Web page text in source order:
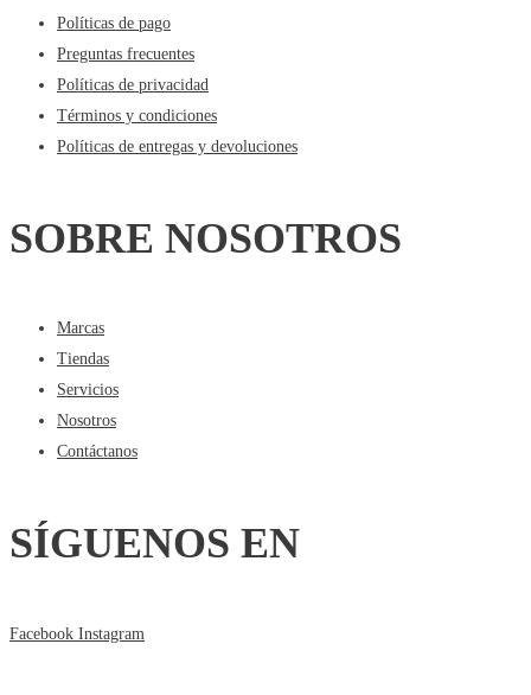
Políticas de pago
Preguntas frecuentes
Políticas de privacidad
Términos y condiciones
Políticas de entregas y devoluciones
SOBRE NOSOTROS
Marcas
Tiendas
Servicios
Nosotros
Contáctanos
SÍGUENOS EN
Facebook Instagram